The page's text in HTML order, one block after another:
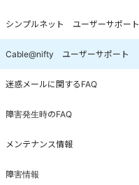
シンプルネット ユーザーサポート
Cable@nifty ユーザーサポート
迷惑メールに関するFAQ
障害発生時のFAQ
メンテナンス情報
障害情報